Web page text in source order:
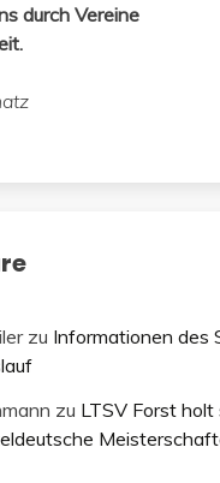
durch Vereine
zu Informationen des
zu LTSV Forst holt